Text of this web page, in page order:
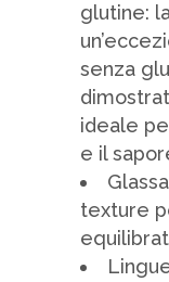
glutine:
senza
ideale
e il
texture